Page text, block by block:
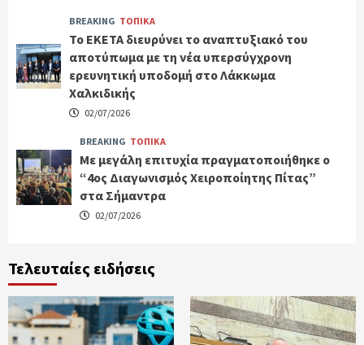
BREAKING ΤΟΠΙΚΑ
Το ΕΚΕΤΑ διευρύνει το αναπτυξιακό του
αποτύπωμα με τη νέα υπερσύγχρονη
ερευνητική υποδομή στο Λάκκωμα
Χαλκιδικής
02/07/2026
BREAKING ΤΟΠΙΚΑ
Με μεγάλη επιτυχία πραγματοποιήθηκε ο
“4ος Διαγωνισμός Χειροποίητης Πίτας”
στα Σήμαντρα
02/07/2026
Τελευταίες ειδήσεις